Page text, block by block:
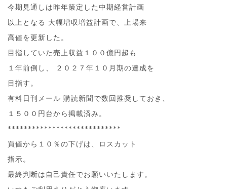
今期見通しは昨年策定した中期経営計画
以上となる 大幅増収増益計画で、上場来
高値を更新した。
目指していた売上収益１００億円超も
１年前倒し、 ２０２７年１０月期の達成を
目指す。
有料日刊メール 購読新聞で数回推奨しておき、
１５００円台から掲載済み。
****************************
買値から１０％の下げは、ロスカット
指示。
最終判断は自己責任でお願いいたします。